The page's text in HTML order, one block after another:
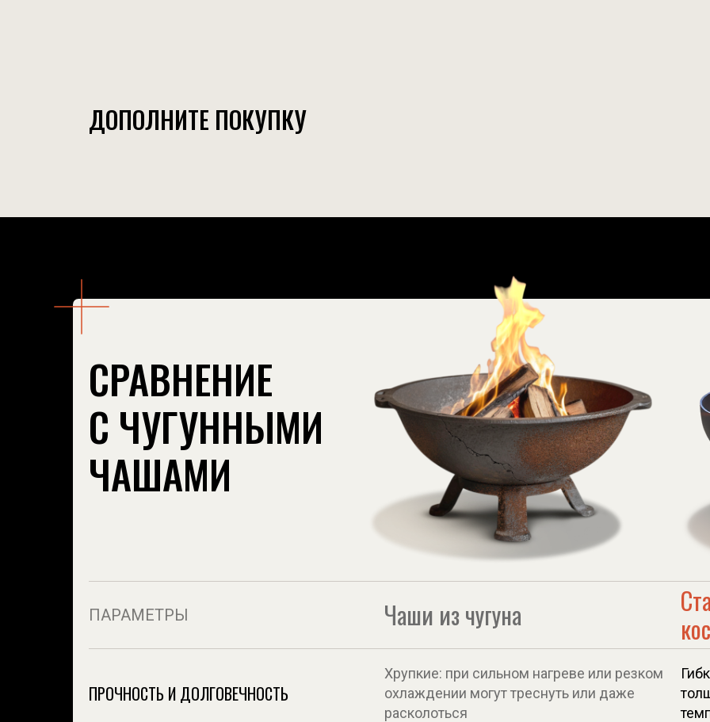
ГАРАНТИЯ
ДОПОЛНИТЕ ПОКУПКУ
ПАРАМЕТРЫ Чаши из чугуна
ПРОЧНОСТЬ И ДОЛГОВЕЧНОСТЬ
Хрупкие: при сильном нагреве или резком
охлаждении могут треснуть или даже
расколоться
СРАВНЕНИЕ
С ЧУГУННЫМИ
ЧАШАМИ